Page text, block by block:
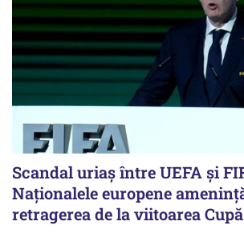
Scandal uriaş între UEFA şi
Naţionalele europene
retragerea de la viitoarea